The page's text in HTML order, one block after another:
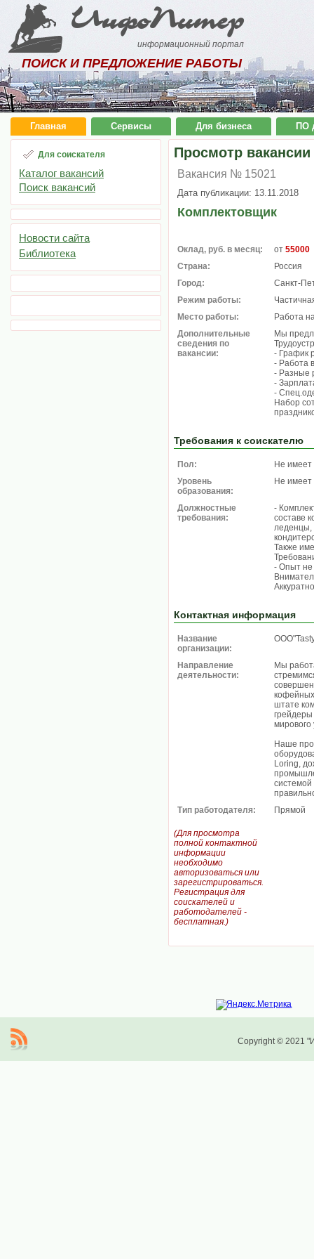
ИнфоПитер
информационный портал
ПОИСК И ПРЕДЛОЖЕНИЕ РАБОТЫ
Главная Сервисы Для бизнеса ПО
Для соискателя
Каталог вакансий
Поиск вакансий
Новости сайта
Библиотека
Просмотр вакансии
Вакансия № 15021
Дата публикации: 13.11.2018
Комплектовщик
Оклад, руб. в месяц: от 55000
Страна:
Россия
Город:
Санкт-
Режим работы:
Место работы:
Работа
Дополнительные
сведения по
вакансии:
Мы
- График
- Работа
- Разные
-
-
Набор
Требования к соискателю
Пол:
Не имеет
Уровень
образования:
Не имеет
Должностные
требования:
-
составе
леденцы,
Также
- Опыт не
Контактная информация
Название
организации:
Направление
деятельности:
Мы
штате
мирового
Наше
Loring,
Тип работодателя:
Прямой
(Для просмотра
полной контактной
информации
необходимо
авторизоваться или
зарегистрироваться.
Регистрация для
соискателей и
работодателей -
бесплатная.)
Copyright © 2021